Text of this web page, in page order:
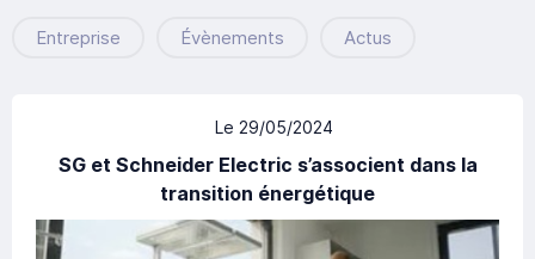
Entreprise Évènements Actus
Le 29/05/2024
SG et Schneider Electric s’associent dans la
transition énergétique